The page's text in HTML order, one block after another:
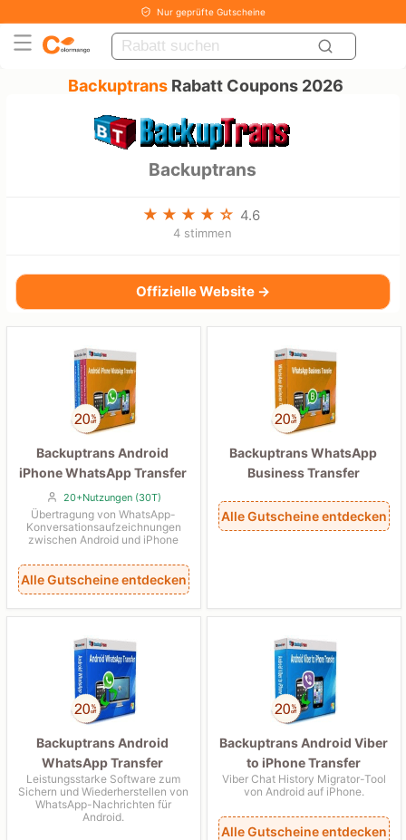
Nur geprüfte Gutscheine
Backuptrans Rabatt Coupons 2026
Backuptrans
4.6
4 stimmen
Offizielle Website →
Backuptrans Android
iPhone WhatsApp Transfer
+
20+Nutzungen (30T)
Übertragung von WhatsApp-
Konversationsaufzeichnungen
zwischen Android und iPhone
Alle Gutscheine entdecken
Backuptrans WhatsApp
Business Transfer
Alle Gutscheine entdecken
Backuptrans Android
WhatsApp Transfer
Leistungsstarke Software zum
Sichern und Wiederherstellen von
WhatsApp-Nachrichten für
Android.
Backuptrans Android Viber
to iPhone Transfer
Viber Chat History Migrator-Tool
von Android auf iPhone.
Alle Gutscheine entdecken